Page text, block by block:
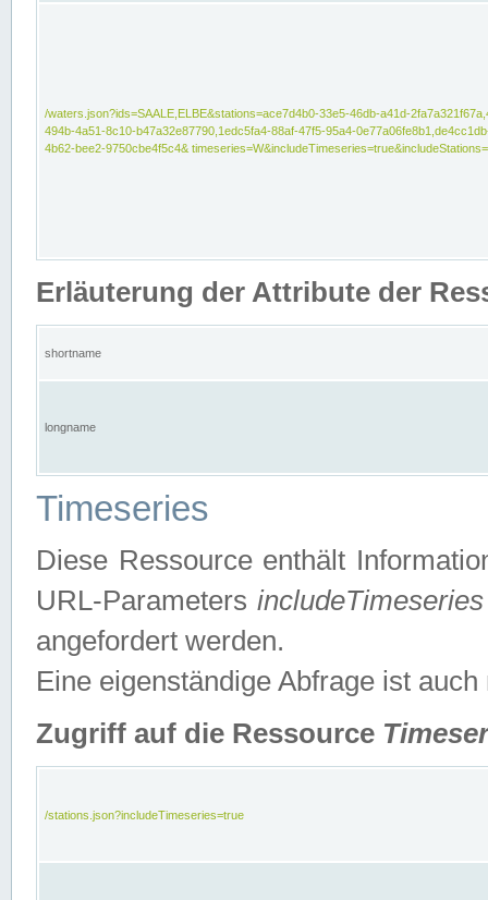
/waters.json?ids=SAALE,ELBE&stations=ace7d4b0-33e5-46db-a41d-
494b-4a51-8c10-b47a32e87790,1edc5fa4-88af-47f5-95a4-
4b62-bee2-9750cbe4f5c4&
Erläuterung der Attribute der
shortname
longname
Timeseries
Diese Ressource enthält
URL-ParametersincludeTimeseries
angefordert werden.
Eine eigenständige Abfrage ist auch
Zugriff auf die Ressource
/stations.json?includeTimeseries=true